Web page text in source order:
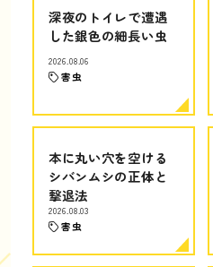
深夜のトイレで遭遇
した銀色の細長い虫
2026.08.06
害虫
本に丸い穴を空ける
シバンムシの正体と
撃退法
2026.08.03
害虫